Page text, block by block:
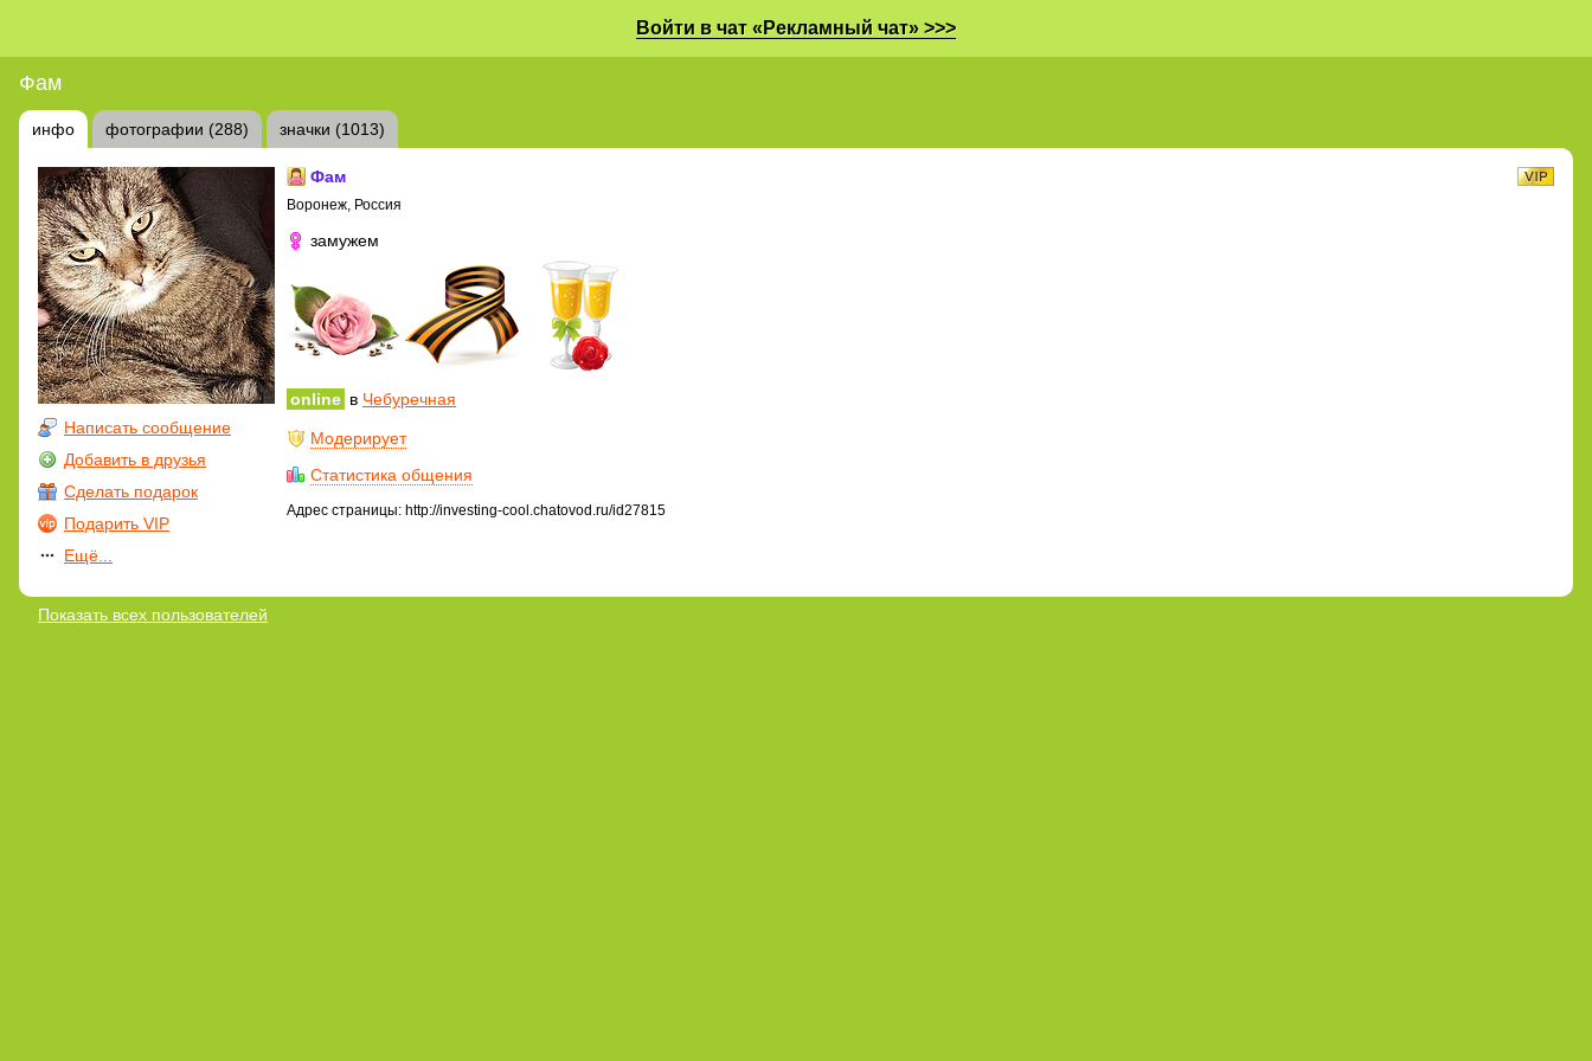
Войти в чат «Рекламный чат» >>>
Фам
инфо фотографии (288) значки (1013)
Написать сообщение
Добавить в друзья
Сделать подарок
Подарить VIP
Ещё...
Фам
Воронеж, Россия
замужем
online в Чебуречная
Модерирует
Статистика общения
Адрес страницы: http://investing-cool.chatovod.ru/id27815
Показать всех пользователей